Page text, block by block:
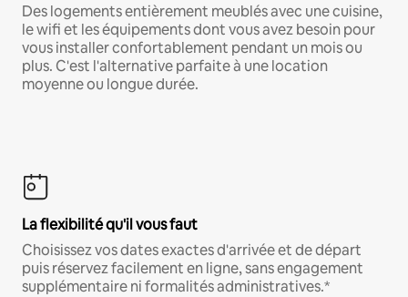
Des logements entièrement meublés avec une cuisine,
le wifi et les équipements dont vous avez besoin pour
vous installer confortablement pendant un mois ou
plus. C'est l'alternative parfaite à une location
moyenne ou longue durée.
La flexibilité qu'il vous faut
Choisissez vos dates exactes d'arrivée et de départ
puis réservez facilement en ligne, sans engagement
supplémentaire ni formalités administratives.*